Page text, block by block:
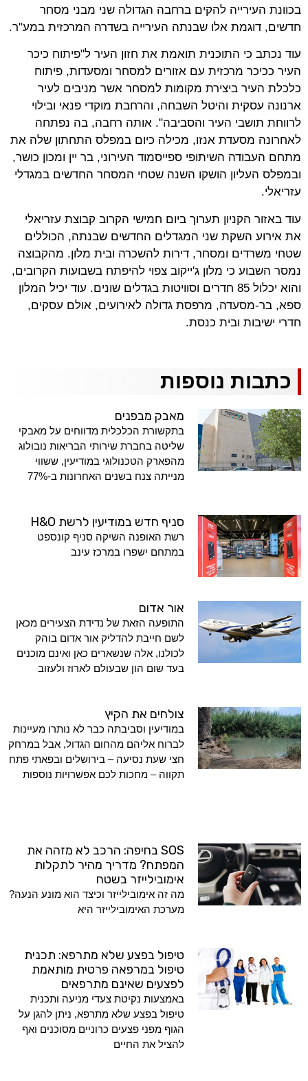
בכוונת העירייה להקים ברחבה הגדולה שני מבני מסחר
חדשים, דוגמת אלו שבנתה העירייה בשדרה המרכזית במע"ר.
עוד נכתב כי התוכנית תואמת את חזון העיר ל"פיתוח כיכר
העיר ככיכר מרכזית עם אזורים למסחר ומסעדות, פיתוח
כלכלת העיר ביצירת מקומות למסחר אשר מניבים לעיר
ארנונה עסקית והיטל השבחה, והרחבת מוקדי פנאי ובילוי
לרווחת תושבי העיר והסביבה". אותה רחבה, בה נפתחה
לאחרונה מסעדת אנזו, מכילה כיום במפלס התחתון שלה את
מתחם העבודה השיתופי ספייסמוד העירוני, בר יין ומכון כושר,
ובמפלס העליון הושקו השנה שטחי המסחר החדשים במגדלי
עזריאלי.
עוד באזור הקניון תערוך ביום חמישי הקרוב קבוצת עזריאלי
את אירוע השקת שני המגדלים החדשים שבנתה, הכוללים
שטחי משרדים ומסחר, דירות להשכרה ובית מלון. מהקבוצה
נמסר השבוע כי מלון ג'ייקוב צפוי להיפתח בשבועות הקרובים,
והוא יכלול 85 חדרים וסוויטות בגדלים שונים. עוד יכיל המלון
ספא, בר-מסעדה, מרפסת גדולה לאירועים, אולם עסקים,
חדרי ישיבות ובית כנסת.
כתבות נוספות
מאבק מבפנים
בתקשורת הכלכלית מדווחים על מאבקי
שליטה בחברת שירותי הבריאות נובולוג
מהפארק הטכנולוגי במודיעין, ששווי
מנייתה צנח בשנים האחרונות ב-77%
סניף חדש במודיעין לרשת H&O
רשת האופנה השיקה סניף קונספט
במתחם ישפרו במרכז עינב
אור אדום
התופעה הזאת של נדידת הצעירים מכאן
לשם חייבת להדליק אור אדום בוהק
לכולנו, אלה שנשארים כאן ואינם מוכנים
בעד שום הון שבעולם לארוז ולעזוב
צולחים את הקיץ
במודיעין וסביבתה כבר לא נותרו מעיינות
לברוח אליהם מהחום הגדול, אבל במרחק
חצי שעת נסיעה – בירושלים ובפאתי פתח
תקווה – מחכות לכם אפשרויות נוספות
SOS בחיפה: הרכב לא מזהה את
המפתח? מדריך מהיר לתקלות
אימובילייזר בשטח
מה זה אימובילייזר וכיצד הוא מונע הנעה?
מערכת האימובילייזר היא
טיפול בפצע שלא מתרפא: תכנית
טיפול במרפאה פרטית מותאמת
לפצעים שאינם מתרפאים
באמצעות נקיטת צעדי מניעה ותכנית
טיפול בפצע שלא מתרפא, ניתן להגן על
הגוף מפני פצעים כרוניים מסוכנים ואף
להציל את החיים